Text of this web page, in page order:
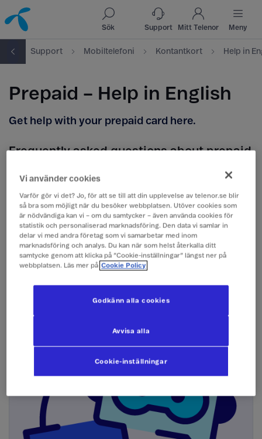
Till innehåll
Till sök
Sök Support Mitt Telenor Meny
Support Mobiltelefoni Kontantkort Help in
Prepaid – Help in English
Get help with your prepaid card here.
Frequently asked questions about prepaid
Which price plans can I choose between?
Can I use my prepaid card abroad?
What does it cost to make international calls
Vi använder cookies
Varför gör vi det? Jo, för att se till att din upplevelse av telenor.se blir
så bra som möjligt när du besöker webbplatsen. Utöver cookies som
är nödvändiga kan vi – om du samtycker – även använda cookies för
statistik och personaliserad marknadsföring. Den data vi samlar in
delar vi med andra företag som vi samarbetar med inom
marknadsföring och analys. Du kan när som helst återkalla ditt
samtycke genom att klicka på ”Cookie-inställningar” längst ner på
webbplatsen. Läs mer på Cookie Policy
Cookie-inställningar
Avvisa alla
Godkänn alla cookies